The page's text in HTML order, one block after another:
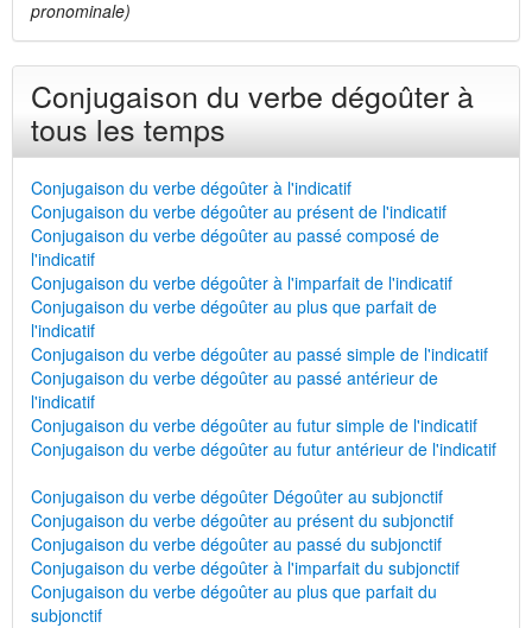
pronominale)
Conjugaison du verbe dégoûter à
tous les temps
Conjugaison du verbe dégoûter à l'indicatif
Conjugaison du verbe dégoûter au présent de l'indicatif
Conjugaison du verbe dégoûter au passé composé de
l'indicatif
Conjugaison du verbe dégoûter à l'imparfait de l'indicatif
Conjugaison du verbe dégoûter au plus que parfait de
l'indicatif
Conjugaison du verbe dégoûter au passé simple de l'indicatif
Conjugaison du verbe dégoûter au passé antérieur de
l'indicatif
Conjugaison du verbe dégoûter au futur simple de l'indicatif
Conjugaison du verbe dégoûter au futur antérieur de l'indicatif
Conjugaison du verbe dégoûter Dégoûter au subjonctif
Conjugaison du verbe dégoûter au présent du subjonctif
Conjugaison du verbe dégoûter au passé du subjonctif
Conjugaison du verbe dégoûter à l'imparfait du subjonctif
Conjugaison du verbe dégoûter au plus que parfait du
subjonctif